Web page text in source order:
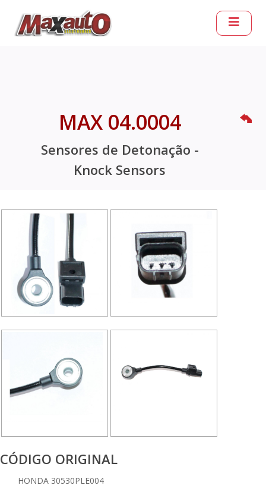
MAX 04.0004
Sensores de Detonação -
Knock Sensors
CÓDIGO ORIGINAL
HONDA 30530PLE004